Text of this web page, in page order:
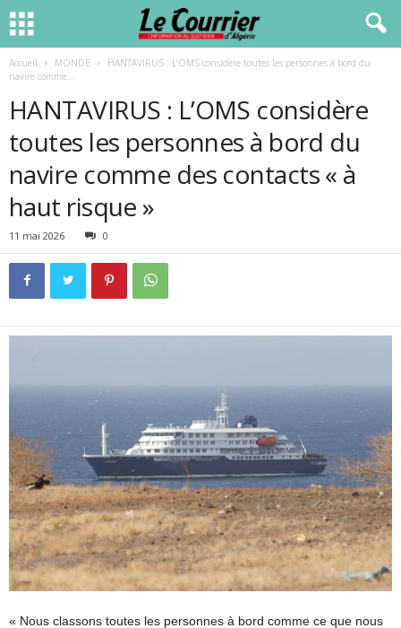
Accueil MONDE
HANTAVIRUS : L’OMS considère toutes les personnes à bord du
navire comme...
HANTAVIRUS : L’OMS considère
toutes les personnes à bord du
navire comme des contacts « à
haut risque »
11 mai 2026 0
« Nous classons toutes les personnes à bord comme ce que nous